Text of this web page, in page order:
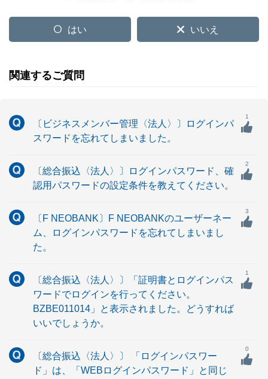
はい いいえ
関連するご質問
〔ビジネスメンバー管理〈法人〉〕ログインパ
スワードを忘れてしまいました。
1
〔総合振込〈法人〉〕ログインパスワード、確
認用パスワードの設定条件を教えてください。
2
〔F NEOBANK〕F NEOBANKのユーザーネー
ム、ログインパスワードを忘れてしまいまし
た。
3
〔総合振込〈法人〉〕「証明書とログインパス
ワードでログインを行ってください。
BZBE011014」と表示されました。どうすれば
いいでしょうか。
1
〔総合振込〈法人〉〕 「ログインパスワー
ド」は、「WEBログインパスワード」と同じ
0